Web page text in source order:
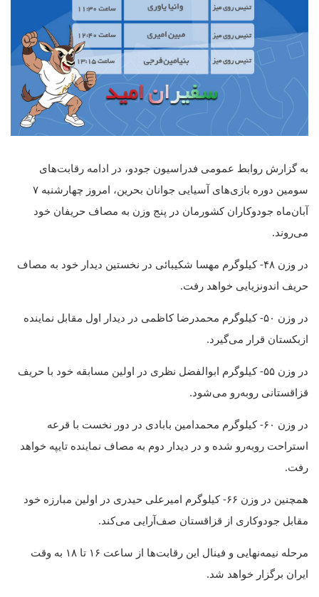
به گزارش روابط عمومی فدراسیون جودو، در ادامه رقابت‌های
سومین دوره بازی‌های آسیایی جوانان بحرین، امروز چهارشنبه ۷
آبان‌ماه جودوکاران کشورمان در پنج وزن به مصاف حریفان خود
می‌روند.
در وزن ۴۸- کیلوگرم مهسا شکیبائی در نخستین دیدار خود به مصاف
حریف اندونزیایی خواهد رفت.
در وزن ۵۰- کیلوگرم محمدرضا کاظمی در دیدار اول مقابل نماینده
ازبکستان قرار می‌گیرد.
در وزن ۵۵- کیلوگرم ابوالفضل نظری در اولین مسابقه خود با حریف
قزاقستانی روبه‌رو می‌شود.
در وزن ۶۰- کیلوگرم محمدامین بابادی در دور نخست با قرعه
استراحت روبه‌رو شده و در دیدار دوم به مصاف نماینده تایپه خواهد
رفت.
همچنین در وزن ۶۶- کیلوگرم امیرعلی حیدری در اولین مبارزه خود
مقابل جودوکاری از قزاقستان صف‌آرایی می‌کند.
مرحله نیمه‌نهایی و فینال این رقابت‌ها از ساعت ۱۶ تا ۱۸ به وقت
ایران برگزار خواهد شد.